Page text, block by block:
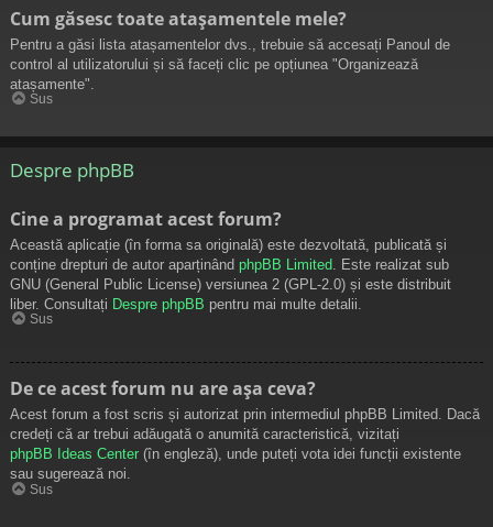
Cum găsesc toate atașamentele mele?
Pentru a găsi lista atașamentelor dvs., trebuie să accesați Panoul de
control al utilizatorului și să faceți clic pe opțiunea "Organizează
atașamente".
Sus
Despre phpBB
Cine a programat acest forum?
Această aplicație (în forma sa originală) este dezvoltată, publicată și
conține drepturi de autor aparținând phpBB Limited . Este realizat sub
GNU (General Public License) versiunea 2 (GPL-2.0) și este distribuit
liber. Consultați Despre phpBB pentru mai multe detalii.
Sus
De ce acest forum nu are așa ceva?
Acest forum a fost scris și autorizat prin intermediul phpBB Limited. Dacă
credeți că ar trebui adăugată o anumită caracteristică, vizitați
phpBB Ideas Center (în engleză), unde puteți vota idei funcții existente
sau sugerează noi.
Sus